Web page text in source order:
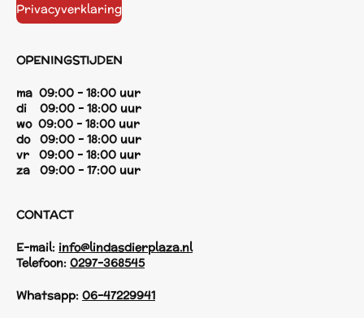
Privacyverklaring
OPENINGSTIJDEN
ma 09:00 - 18:00 uur
di 09:00 - 18:00 uur
wo 09:00 - 18:00 uur
do 09:00 - 18:00 uur
vr 09:00 - 18:00 uur
za 09:00 - 17:00 uur
CONTACT
E-mail: info@lindasdierplaza.nl
Telefoon: 0297-368545
Whatsapp: 06-47229941